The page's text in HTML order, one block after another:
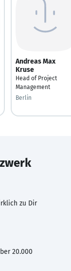
Andreas Max
Kruse
Head of Project
Management
Berlin
zu Dir
20.000